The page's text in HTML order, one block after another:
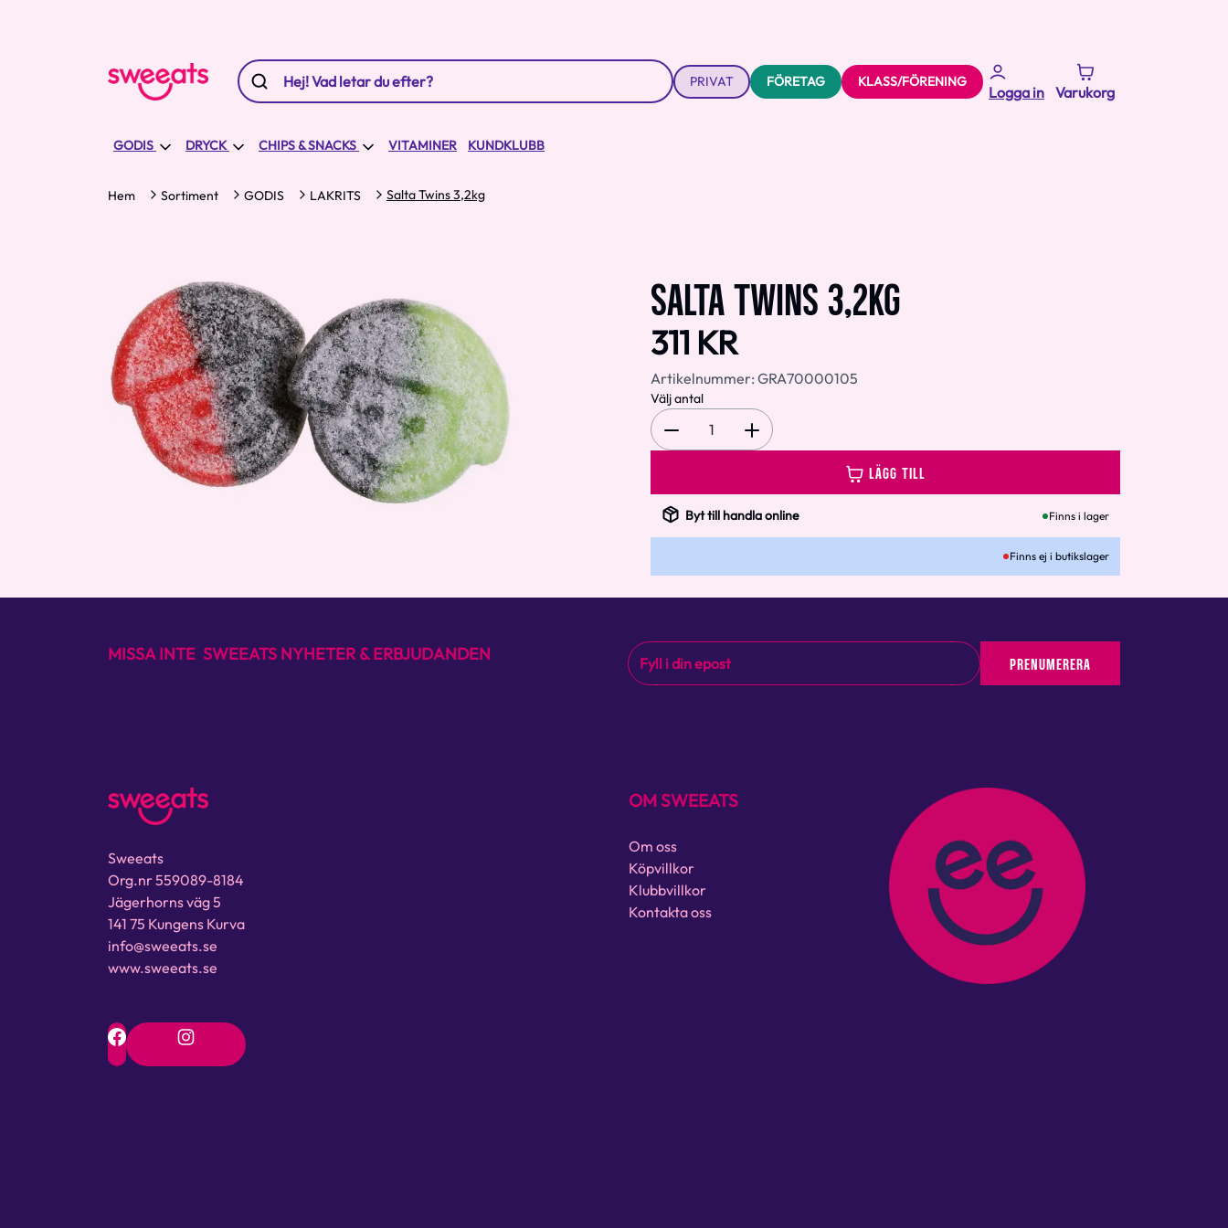
PRIVAT FÖRETAG KLASS/FÖRENING
Logga in Varukorg
GODIS DRYCK CHIPS & SNACKS VITAMINER KUNDKLUBB
Hem Sortiment GODIS LAKRITS Salta Twins 3,2kg
SALTA TWINS 3,2KG
311 KR
Artikelnummer: GRA70000105
Välj antal
1
LÄGG TILL
Byt till handla online Finns i lager
Finns ej i butikslager
MISSA INTE SWEEATS NYHETER & ERBJUDANDEN PRENUMERERA
Sweeats
Org.nr 559089-8184
Jägerhorns väg 5
141 75 Kungens Kurva
info@sweeats.se
www.sweeats.se
OM SWEEATS
Om oss
Köpvillkor
Klubbvillkor
Kontakta oss